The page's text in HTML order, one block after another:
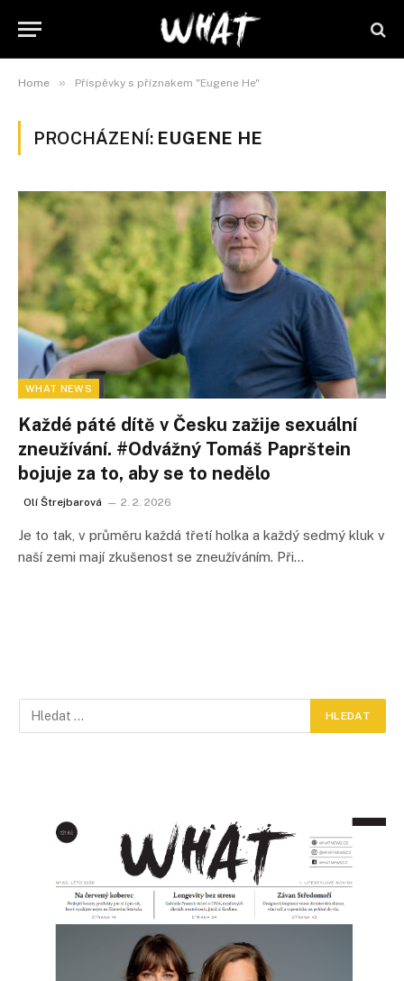
Home » Příspěvky s příznakem "Eugene He"
PROCHÁZENÍ: EUGENE HE
WHAT NEWS
Každé páté dítě v Česku zažije sexuální
zneužívání. #Odvážný Tomáš Paprštein
bojuje za to, aby se to nedělo
Olí Štrejbarová 2. 2. 2026
Je to tak, v průměru každá třetí holka a každý sedmý kluk v
naší zemi mají zkušenost se zneužíváním. Při…